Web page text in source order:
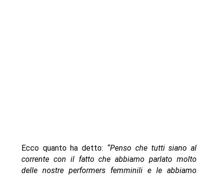
Ecco quanto ha detto: “Penso che tutti siano al
corrente con il fatto che abbiamo parlato molto
delle nostre performers femminili e le abbiamo